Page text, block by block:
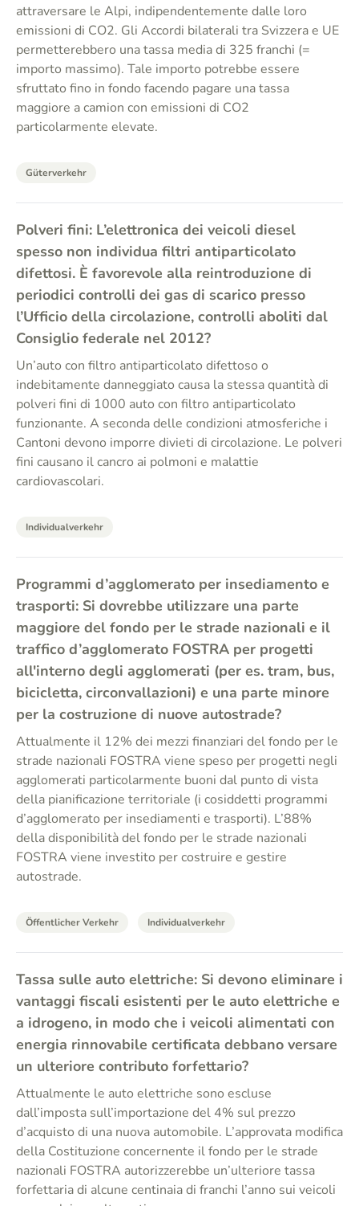
attraversare le Alpi, indipendentemente dalle loro
emissioni di CO2. Gli Accordi bilaterali tra Svizzera e UE
permetterebbero una tassa media di 325 franchi (=
importo massimo). Tale importo potrebbe essere
sfruttato fino in fondo facendo pagare una tassa
maggiore a camion con emissioni di CO2
particolarmente elevate.
Güterverkehr
Polveri fini: L’elettronica dei veicoli diesel
spesso non individua filtri antiparticolato
difettosi. È favorevole alla reintroduzione di
periodici controlli dei gas di scarico presso
l’Ufficio della circolazione, controlli aboliti dal
Consiglio federale nel 2012?
Un’auto con filtro antiparticolato difettoso o
indebitamente danneggiato causa la stessa quantità di
polveri fini di 1000 auto con filtro antiparticolato
funzionante. A seconda delle condizioni atmosferiche i
Cantoni devono imporre divieti di circolazione. Le polveri
fini causano il cancro ai polmoni e malattie
cardiovascolari.
Individualverkehr
Programmi d’agglomerato per insediamento e
trasporti: Si dovrebbe utilizzare una parte
maggiore del fondo per le strade nazionali e il
traffico d’agglomerato FOSTRA per progetti
all'interno degli agglomerati (per es. tram, bus,
bicicletta, circonvallazioni) e una parte minore
per la costruzione di nuove autostrade?
Attualmente il 12% dei mezzi finanziari del fondo per le
strade nazionali FOSTRA viene speso per progetti negli
agglomerati particolarmente buoni dal punto di vista
della pianificazione territoriale (i cosiddetti programmi
d’agglomerato per insediamenti e trasporti). L’88%
della disponibilità del fondo per le strade nazionali
FOSTRA viene investito per costruire e gestire
autostrade.
Öffentlicher Verkehr Individualverkehr
Tassa sulle auto elettriche: Si devono eliminare i
vantaggi fiscali esistenti per le auto elettriche e
a idrogeno, in modo che i veicoli alimentati con
energia rinnovabile certificata debbano versare
un ulteriore contributo forfettario?
Attualmente le auto elettriche sono escluse
dall’imposta sull’importazione del 4% sul prezzo
d’acquisto di una nuova automobile. L’approvata modifica
della Costituzione concernente il fondo per le strade
nazionali FOSTRA autorizzerebbe un’ulteriore tassa
forfettaria di alcune centinaia di franchi l’anno sui veicoli